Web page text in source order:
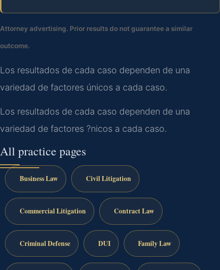
Attorney advertising. Prior results do not guarantee a similar
outcome.
Los resultados de cada caso dependen de una
variedad de factores únicos a cada caso.
Los resultados de cada caso dependen de una
variedad de factores ?nicos a cada caso.
All practice pages
Business Law Civil Litigation
Commercial Litigation Contract Law
Criminal Defense DUI Family Law